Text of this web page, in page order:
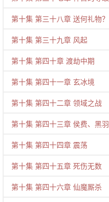
第十集 第三十八章 送何礼物？
第十集 第三十九章 风起
第十集 第四十章 渡劫中期
第十集 第四十一章 玄冰境
第十集 第四十二章 领域之战
第十集 第四十三章 侯费、黑羽
第十集 第四十四章 震荡
第十集 第四十五章 死伤无数
第十集 第四十六章 仙魔厮杀